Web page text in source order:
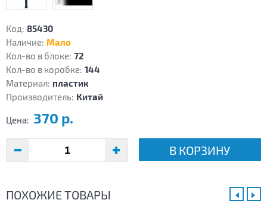
Код: 85430
Наличие: Мало
Кол-во в блоке: 72
Кол-во в коробке: 144
Материал: пластик
Производитель: Китай
Цена: 370 р.
В КОРЗИНУ
ПОХОЖИЕ ТОВАРЫ